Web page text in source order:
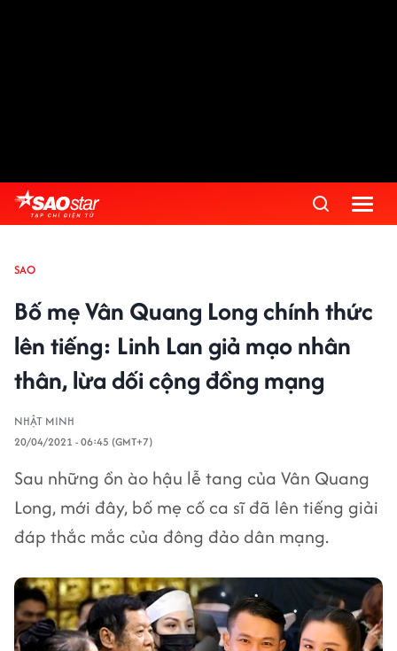
SAO
Bố mẹ Vân Quang Long chính thức
lên tiếng: Linh Lan giả mạo nhân
thân, lừa dối cộng đồng mạng
NHẬT MINH
20/04/2021 - 06:45 (GMT+7)
Sau những ồn ào hậu lễ tang của Vân Quang
Long, mới đây, bố mẹ cố ca sĩ đã lên tiếng giải
đáp thắc mắc của đông đảo dân mạng.